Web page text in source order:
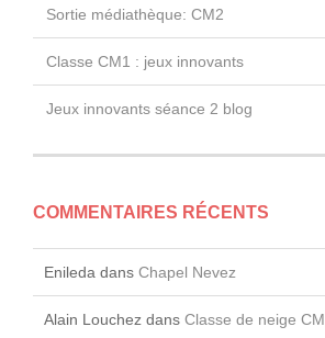
Sortie médiathèque: CM2
Classe CM1 : jeux innovants
Jeux innovants séance 2 blog
COMMENTAIRES RÉCENTS
Enileda dans Chapel Nevez
Alain Louchez dans Classe de neige CM